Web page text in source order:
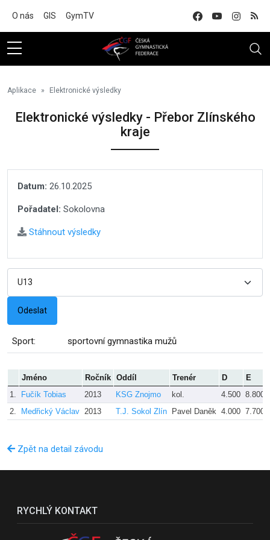
O nás GIS GymTV
Aplikace Elektronické výsledky
Elektronické výsledky - Přebor Zlínského
kraje
Datum: 26.10.2025
Pořadatel: Sokolovna
Stáhnout výsledky
Sport: sportovní gymnastika mužů
Jméno Ročník Oddíl Trenér D
E
1.
Fučík Tobias 2013 KSG Znojmo kol. 4.500 8.800
2.
Medřický Václav 2013 T.J. Sokol Zlín Pavel Daněk 4.000 7.700
Zpět na detail závodu
RYCHLÝ KONTAKT